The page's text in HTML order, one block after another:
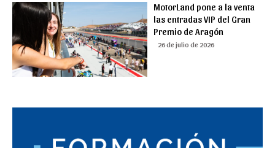
MotorLand pone a la venta
las entradas VIP del Gran
Premio de Aragón
26 de julio de 2026